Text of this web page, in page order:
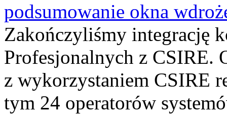
podsumowanie okna
Zakończyliśmy integrację
Profesjonalnych z CSIRE.
z wykorzystaniem CSIRE
tym 24 operatorów